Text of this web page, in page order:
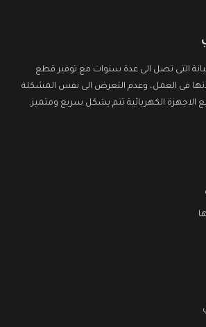
التى تصل الى عدة سنوات مع توفير قطع
فى العمل، وعدم التعرض الى نفس المشكلة
الاجهزة الكهربائية تتم بشكل سريع ومتميز.